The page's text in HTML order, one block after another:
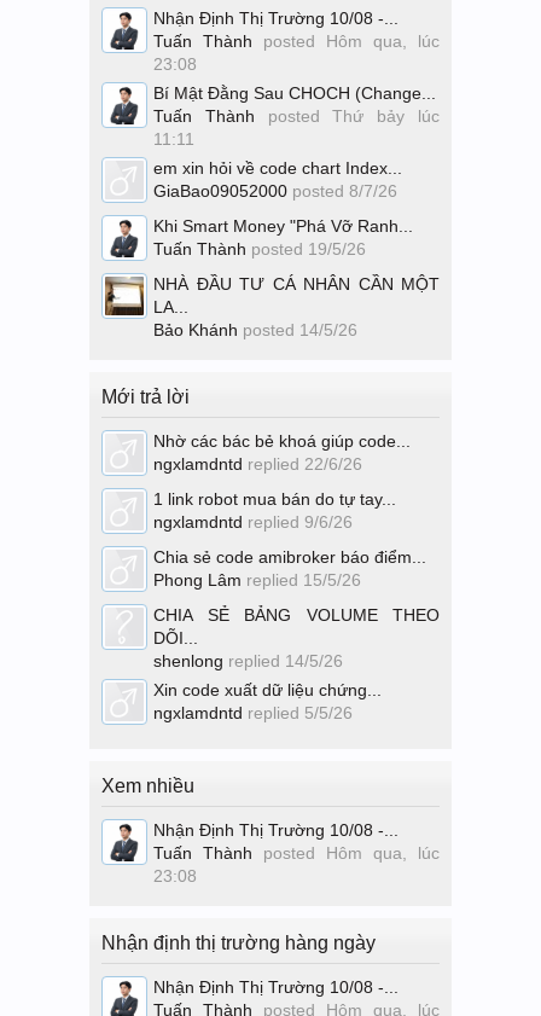
Nhận Định Thị Trường 10/08 -...
Tuấn Thành posted Hôm qua, lúc
23:08
Bí Mật Đằng Sau CHOCH (Change...
Tuấn Thành postedThứ bảy lúc
11:11
em xin hỏi về code chart Index...
GiaBao09052000 posted 8/7/26
Khi Smart Money "Phá Vỡ Ranh...
Tuấn Thành posted 19/5/26
NHÀ ĐẦU TƯ CÁ NHÂN CẦN MỘT
LA...
Bảo Khánh posted 14/5/26
Mới trả lời
Nhờ các bác bẻ khoá giúp code...
ngxlamdntd replied 22/6/26
1 link robot mua bán do tự tay...
ngxlamdntd replied 9/6/26
Chia sẻ code amibroker báo điểm...
Phong Lâm replied 15/5/26
CHIA SẺ BẢNG VOLUME THEO
DÕI...
shenlong replied 14/5/26
Xin code xuất dữ liệu chứng...
ngxlamdntd replied 5/5/26
Xem nhiều
Nhận Định Thị Trường 10/08 -...
Tuấn Thành posted Hôm qua, lúc
23:08
Nhận định thị trường hàng ngày
Nhận Định Thị Trường 10/08 -...
Tuấn Thành posted Hôm qua, lúc